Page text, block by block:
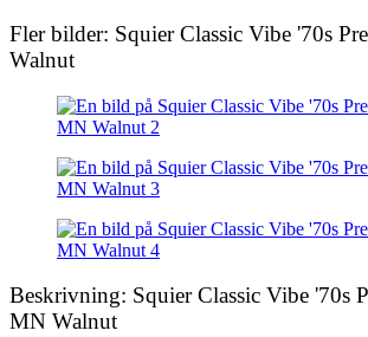
Fler bilder: Squier Classic Vibe '70s
Walnut
Beskrivning: Squier Classic Vibe '70s
MN Walnut